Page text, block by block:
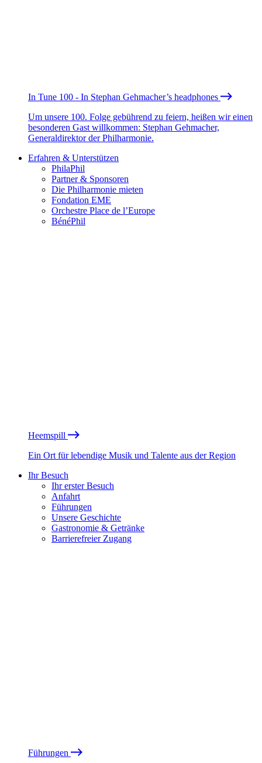
In Tune 100 - In Stephan Gehmacher’s headphones
Um unsere 100. Folge gebührend zu feiern, heißen wir einen
besonderen Gast willkommen: Stephan Gehmacher,
Generaldirektor der Philharmonie.
Erfahren & Unterstützen
PhilaPhil
Partner & Sponsoren
Die Philharmonie mieten
Fondation EME
Orchestre Place de l’Europe
BénéPhil
Heemspill
Ein Ort für lebendige Musik und Talente aus der Region
Ihr Besuch
Ihr erster Besuch
Anfahrt
Führungen
Unsere Geschichte
Gastronomie & Getränke
Barrierefreier Zugang
Führungen